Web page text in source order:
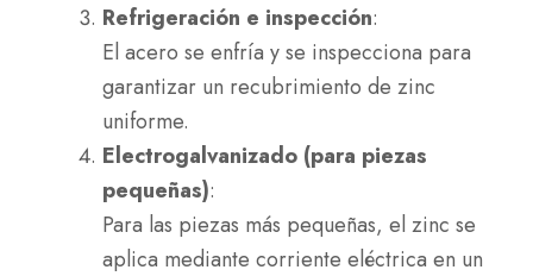
Refrigeración e inspección:
El acero se enfría y se inspecciona para
garantizar un recubrimiento de zinc
uniforme.
Electrogalvanizado (para piezas
pequeñas):
Para las piezas más pequeñas, el zinc se
aplica mediante corriente eléctrica en un